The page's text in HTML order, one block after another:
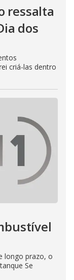
ressalta
dos
criá-las dentro
longo prazo, o
Se